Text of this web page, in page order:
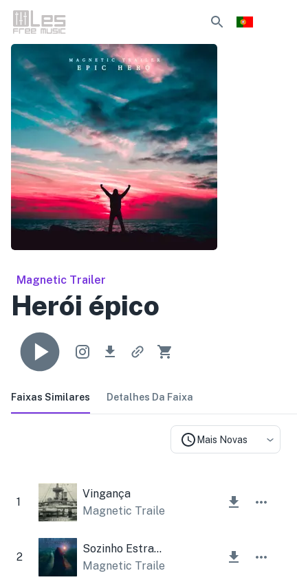
Magnetic Trailer
Herói épico
Faixas Similares Detalhes Da Faixa
Mais Novas
1
Vingança
Magnetic Trailer
2
Sozinho Estranho
Magnetic Trailer